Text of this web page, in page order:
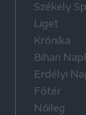
Székely
Liget
Krónika
Bihari
Erdélyi
Főtér
Nőileg